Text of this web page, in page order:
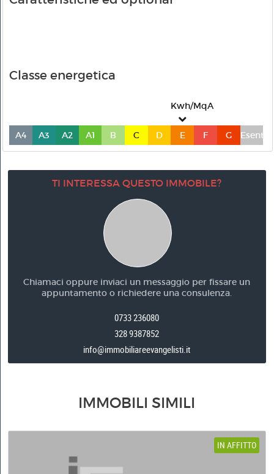
Classe energetica
A4 A3 A2 A1 B C D E
Kwh/MqA
F G Esente
TI INTERESSA QUESTO IMMOBILE?
Chiamaci oppure inviaci un messaggio per fissare un
appuntamento o richiedere una consulenza.
0733 236080
328 9387852
info@immobiliareevangelisti.it
IMMOBILI SIMILI
IN AFFITTO